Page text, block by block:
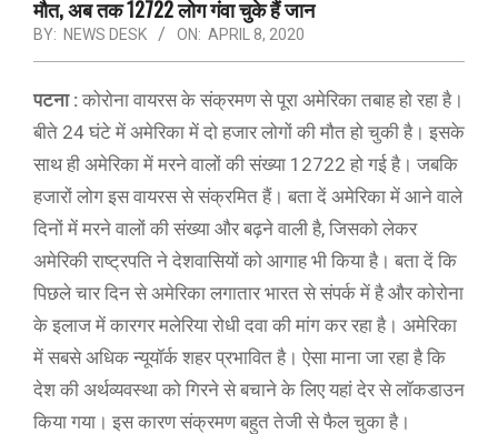
मौत, अब तक 12722 लोग गंवा चुके हैं जान
BY: NEWS DESK ON: APRIL 8, 2020
पटना : कोरोना वायरस के संक्रमण से पूरा अमेरिका तबाह हो रहा है।
बीते 24 घंटे में अमेरिका में दो हजार लोगों की मौत हो चुकी है। इसके
साथ ही अमेरिका में मरने वालों की संख्या 12722 हो गई है। जबकि
हजारों लोग इस वायरस से संक्रमित हैं। बता दें अमेरिका में आने वाले
दिनों में मरने वालों की संख्या और बढ़ने वाली है, जिसको लेकर
अमेरिकी राष्ट्रपति ने देशवासियों को आगाह भी किया है। बता दें कि
पिछले चार दिन से अमेरिका लगातार भारत से संपर्क में है और कोरोना
के इलाज में कारगर मलेरिया रोधी दवा की मांग कर रहा है। अमेरिका
में सबसे अधिक न्यूयॉर्क शहर प्रभावित है। ऐसा माना जा रहा है कि
देश की अर्थव्यवस्था को गिरने से बचाने के लिए यहां देर से लॉकडाउन
किया गया। इस कारण संक्रमण बहुत तेजी से फैल चुका है।